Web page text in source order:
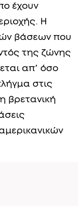
έχουν
Η
βάσεων που
της ζώνης
απ’ όσο
στις
βρετανική